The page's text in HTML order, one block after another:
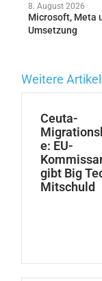
8. August 2026
Microsoft, Meta
Umsetzung
Weitere Artikel
Ceuta-
e: EU-
gibt Big
Mitschuld